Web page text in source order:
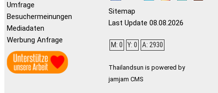
Umfrage
Besuchermeinungen
Mediadaten
Werbung Anfrage
Sitemap
Last Update 08.08.2026
M: 0 Y: 0 A: 2930
Thailandsun is powered by
jamjam CMS